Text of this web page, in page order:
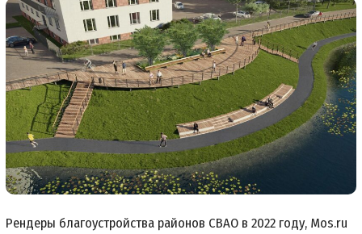
Рендеры благоустройства районов СВАО в 2022 году, Mos.ru